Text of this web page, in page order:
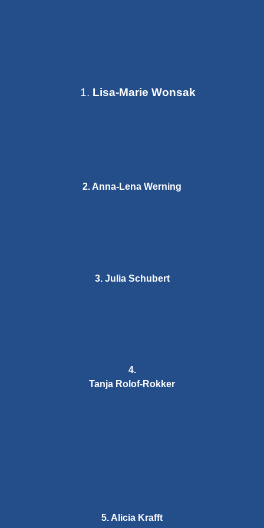
Lisa-Marie Wonsak
2. Anna-Lena Werning
3. Julia Schubert
4.
Tanja Rolof-Rokker
5. Alicia Krafft